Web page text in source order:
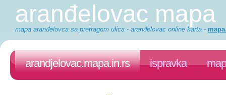
aranđelovac mapa
mapa aranđelovca sa pretragom ulica - aranđelovac online karta -
arandjelovac.mapa.in.rs ispravka